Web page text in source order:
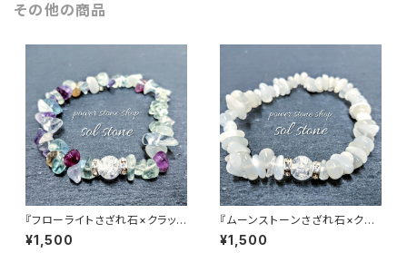
その他の商品
『フローライトさざれ石×クラック
水晶』天然石パワーストーンブレ
スレット
¥1,500
『ムーンストーンさざれ石×クラ
ック水晶』天然石パワーストーン
ブレスレット
¥1,500